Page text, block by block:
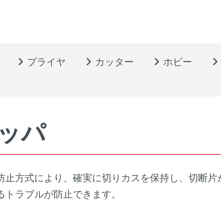
プライヤ カッター ホビー
パ
止方式により、確実に切りカスを保持し、切断
トラブルが防止できます。